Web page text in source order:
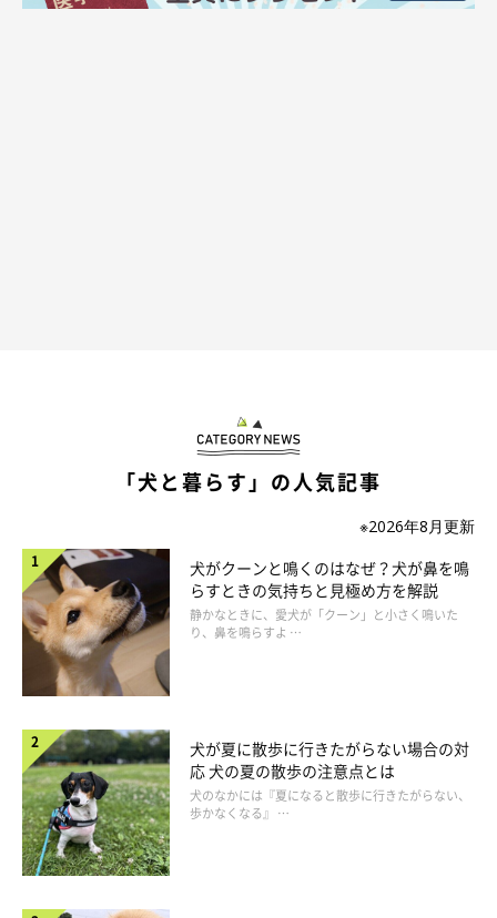
――犬が長期間会わない人のことを忘れてしまった場合、その人
に久しぶりに会ったとき、どのような反応をするのでしょうか？
忘れてしまった人に対して犬がとる行動について教えてくださ
い。
「犬が知らない人に対してとる行動と同じだと思います。興味が
あれば近づきますし、そうでなければ近づかないでしょう」
「犬と暮らす」の人気記事
※2026年8月更新
犬がクーンと鳴くのはなぜ？犬が鼻を鳴
らすときの気持ちと見極め方を解説
静かなときに、愛犬が「クーン」と小さく鳴いた
り、鼻を鳴らすよ …
犬が夏に散歩に行きたがらない場合の対
応 犬の夏の散歩の注意点とは
犬のなかには『夏になると散歩に行きたがらない、
歩かなくなる』 …